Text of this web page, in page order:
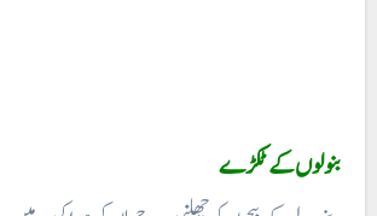
بنولوں کے ٹکڑے